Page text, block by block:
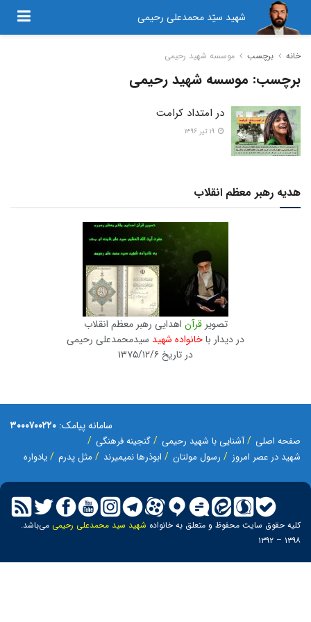
شهید سیّد محمدعلی رحیمی
خانه برچسب موسسه شهید رحیمی
برچسب: موسسه شهید رحیمی
در امتداد کرامت
هدیه رهبر معظم انقلاب
تصویرقرآن اهدایی رهبر معظم انقلاب
در دیدار باخانواده شهید سیدمحمدعلی رحیمی
در تاریخ ۱۳۷۵/۱۲/۶
سامانه پیامک: ۳۰۰۰۷۰۰۲۲۰
صفحه اصلی آشنایی با شهید رحیمی
گنجینه فرهنگی
شهید در عصر امروز
رسول مولتان ابوذرها نمیمیرند مثل پدرم یادواره
کلیه حقوق سایت محفوظ و متعلق به خانواده شهید سید محمدعلی رحیمی می‌باشد.
۱۳۹۸ – ۱۳۹۲